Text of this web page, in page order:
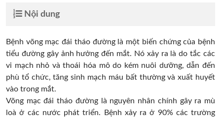
Nội dung
Bệnh võng mạc đái tháo đường là một biến chứng của bệnh
tiểu đường gây ảnh hưởng đến mắt. Nó xảy ra là do tắc các
vi mạch nhỏ và thoái hóa mô do kém nuôi dưỡng, dẫn đến
phù tổ chức, tăng sinh mạch máu bất thường và xuất huyết
vào trong mắt.
Võng mạc đái tháo đường là nguyên nhân chính gây ra mù
loà ở các nước phát triển. Bệnh xảy ra ở 90% các trường